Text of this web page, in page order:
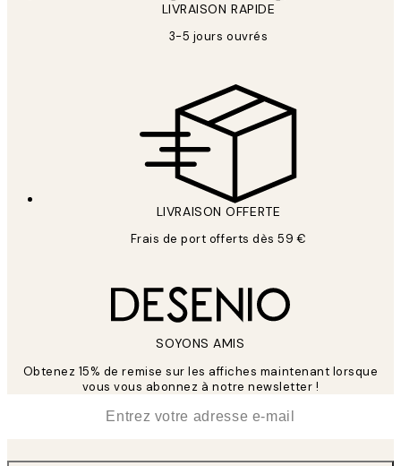
LIVRAISON RAPIDE
3-5 jours ouvrés
LIVRAISON OFFERTE
Frais de port offerts dès 59 €
SOYONS AMIS
Obtenez 15% de remise sur les affiches maintenant lorsque
vous vous abonnez à notre newsletter !